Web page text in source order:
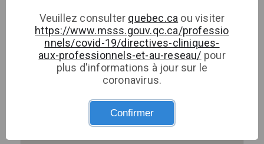
Veuillez consulter quebec.ca ou visiter
https://www.msss.gouv.qc.ca/professio
nnels/covid-19/directives-cliniques-
aux-professionnels-et-au-reseau/ pour
plus d'informations à jour sur le
coronavirus.
Confirmer